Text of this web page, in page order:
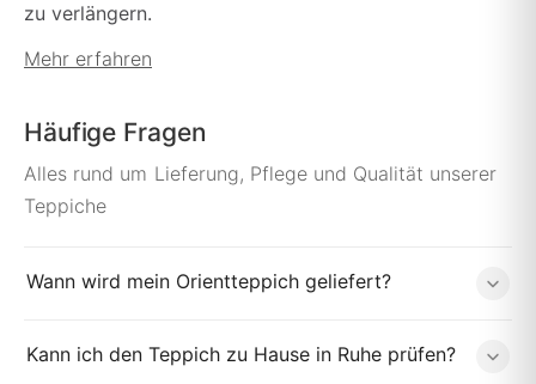
zu verlängern.
Mehr erfahren
Häufige Fragen
Alles rund um Lieferung, Pflege und Qualität unserer
Teppiche
Wann wird mein Orientteppich geliefert?
Kann ich den Teppich zu Hause in Ruhe prüfen?